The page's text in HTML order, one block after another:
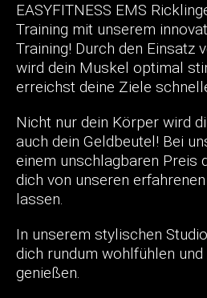
EASYFITNESS EMS
Training mit unserem
Training! Durch den Einsatz
wird dein Muskel optimal
erreichst deine Ziele
Nicht nur dein Körper wird
auch dein Geldbeutel! Bei
einem unschlagbaren Preis
dich von unseren
lassen.
In unserem stylischen
dich rundum wohlfühlen
genießen.